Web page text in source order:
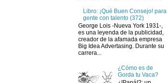
Libro: ¡Qué Buen Consejo! para
gente con talento (372)
George Lois -Nueva York 1931-,
es una leyenda de la publicidad,
creador de la afamada empresa
Big Idea Advertasing. Durante su
carrera...
¿Cómo es de
Gorda tu Vaca?